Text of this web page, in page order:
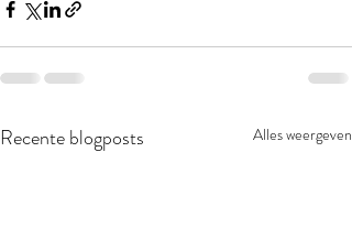
Recente blogposts Alles weergeven